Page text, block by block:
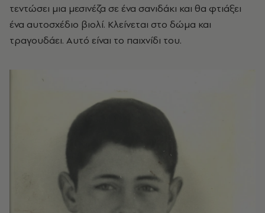
τεντώσει μια μεσινέζα σε ένα σανιδάκι και θα φτιάξει
ένα αυτοσχέδιο βιολί. Κλείνεται στο δώμα και
τραγουδάει. Αυτό είναι το παιχνίδι του.